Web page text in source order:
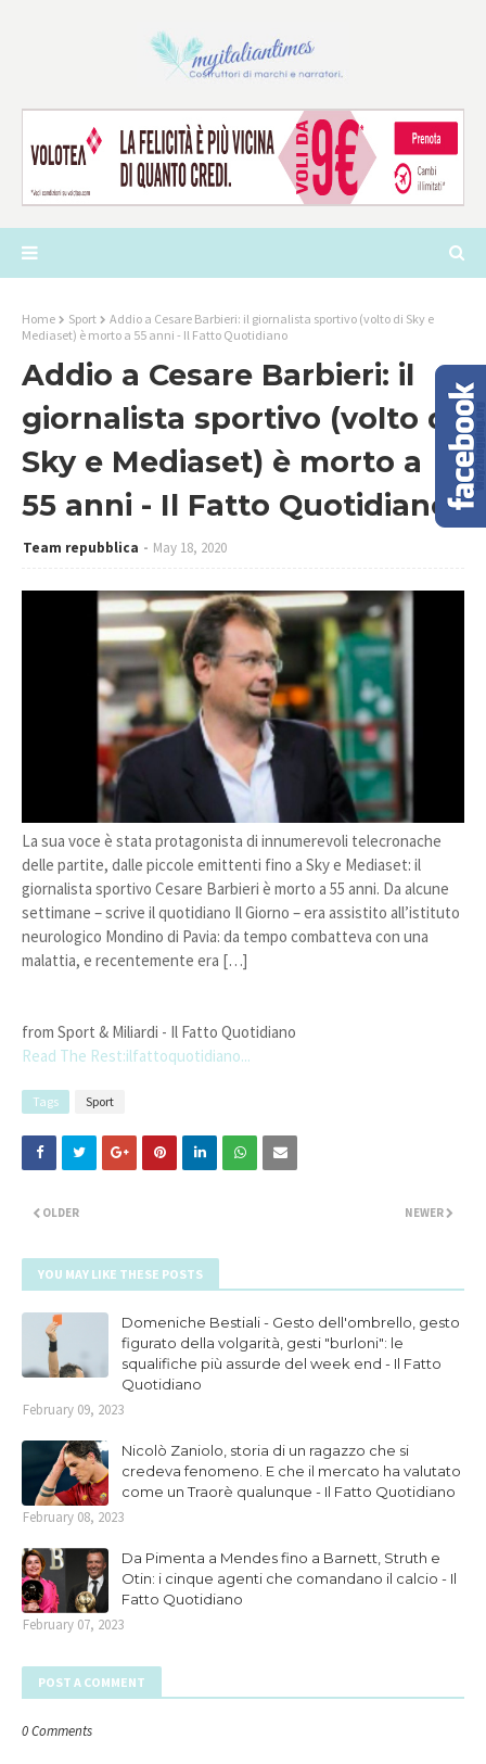
Home Sport
Addio a Cesare Barbieri: il giornalista sportivo (volto di Sky e
Mediaset) è morto a 55 anni - Il Fatto Quotidiano
Addio a Cesare Barbieri: il
giornalista sportivo (volto di
Sky e Mediaset) è morto a
55 anni - Il Fatto Quotidiano
Team repubblica May 18, 2020
La sua voce è stata protagonista di innumerevoli telecronache
delle partite, dalle piccole emittenti fino a Sky e Mediaset: il
giornalista sportivo Cesare Barbieri è morto a 55 anni. Da alcune
settimane – scrive il quotidiano Il Giorno – era assistito all’istituto
neurologico Mondino di Pavia: da tempo combatteva con una
malattia, e recentemente era […]
from Sport & Miliardi - Il Fatto Quotidiano
Read The Rest:ilfattoquotidiano...
Tags Sport
NEWER
OLDER
YOU MAY LIKE THESE POSTS
Domeniche Bestiali - Gesto dell'ombrello, gesto
figurato della volgarità, gesti "burloni": le
squalifiche più assurde del week end - Il Fatto
Quotidiano
February 09, 2023
Nicolò Zaniolo, storia di un ragazzo che si
credeva fenomeno. E che il mercato ha valutato
come un Traorè qualunque - Il Fatto Quotidiano
February 08, 2023
Da Pimenta a Mendes fino a Barnett, Struth e
Otin: i cinque agenti che comandano il calcio - Il
Fatto Quotidiano
February 07, 2023
POST A COMMENT
0 Comments